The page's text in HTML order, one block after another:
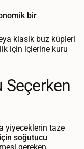
bir
klasik buz küpleri
için içlerine kuru
Seçerken
yiyeceklerin taze
soğutucu